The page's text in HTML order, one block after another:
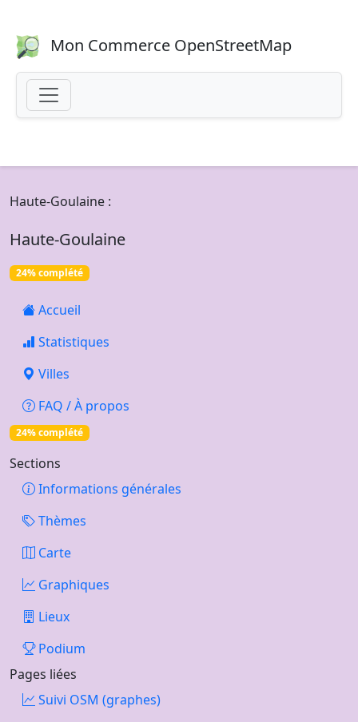
Mon Commerce OpenStreetMap
Haute-Goulaine :
Haute-Goulaine
24% complété
Accueil
Statistiques
Villes
FAQ / À propos
24% complété
Sections
Informations générales
Thèmes
Carte
Graphiques
Lieux
Podium
Pages liées
Suivi OSM (graphes)